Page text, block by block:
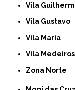
Vila
Vila Gustavo
Vila Maria
Vila Medeiros
Zona Norte